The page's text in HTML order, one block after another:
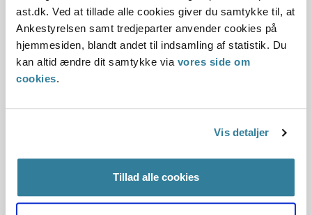
ast.dk. Ved at tillade alle cookies giver du samtykke til, at
Ankestyrelsen samt tredjeparter anvender cookies på
hjemmesiden, blandt andet til indsamling af statistik. Du
kan altid ændre dit samtykke via vores side om
cookies.
Vis detaljer
Tillad alle cookies
Reglerne
Den konkrete afgørelse
Dato for underskrift
20.09.2017